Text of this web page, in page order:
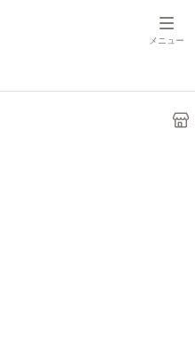
メニュー